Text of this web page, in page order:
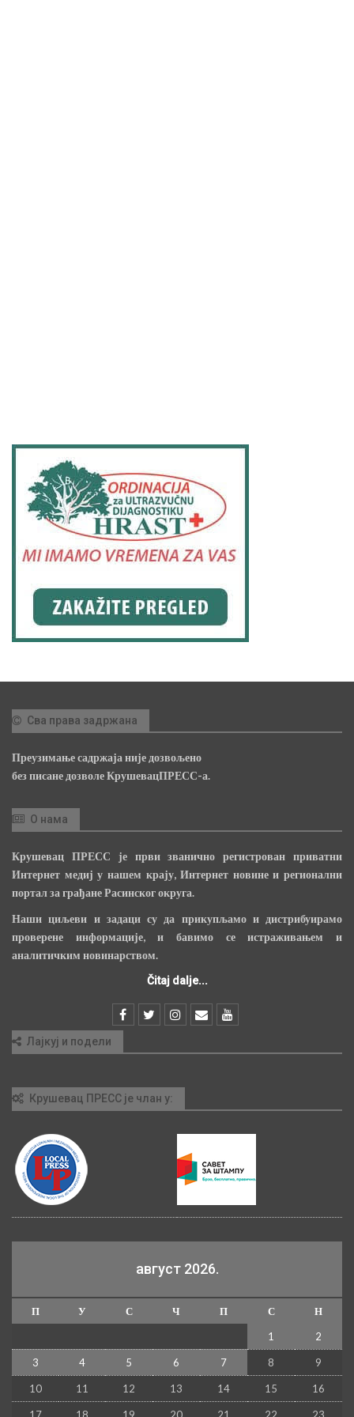
Сва права задржана
Преузимање садржаја није дозвољено
без писане дозволе КрушевацПРЕСС-а.
О нама
Крушевац ПРЕСС је први званично регистрован приватни
Интернет медиј у нашем крају, Интернет новине и регионални
портал за грађане Расинског округа.
Наши циљеви и задаци су да прикупљамо и дистрибуирамо
проверене информације, и бавимо се истраживањем и
аналитичким новинарством.
Čitaj dalje...
Лајкуј и подели
Крушевац ПРЕСС је члан у:
август 2026.
П У С Ч П С
Н
1
2
3 4 5 6 7 8 9
10 11 12 13 14 15 16